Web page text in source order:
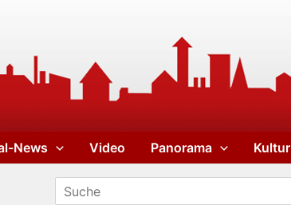
News Video Panorama Kultur